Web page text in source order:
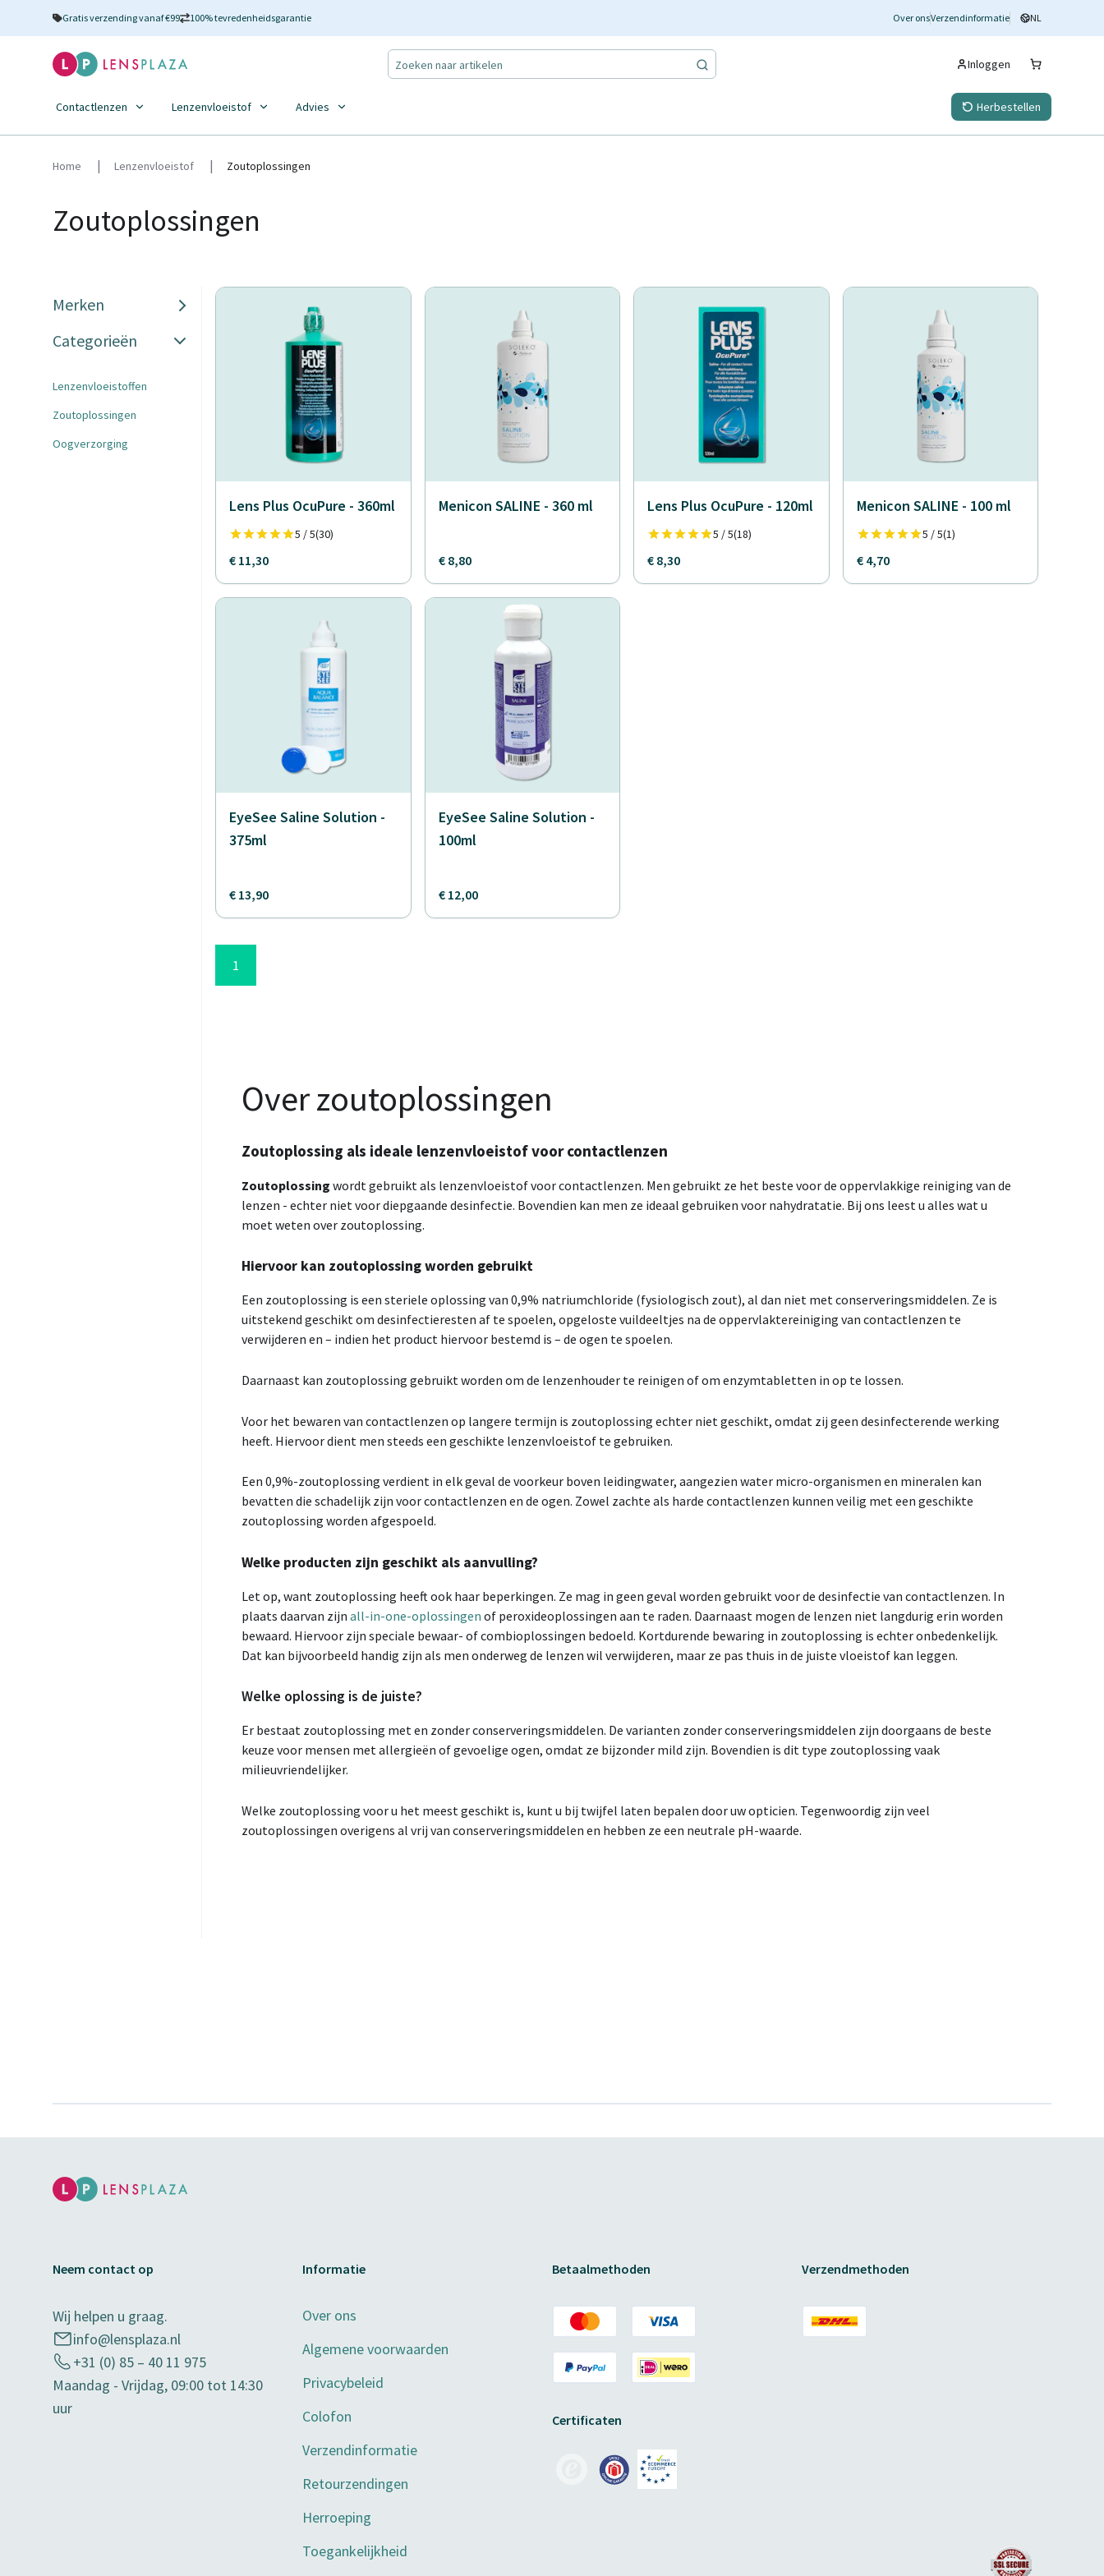
Gratis verzending vanaf €99 100% tevredenheidsgarantie Over onsVerzendinformatie NL
Inloggen
Contactlenzen Lenzenvloeistof Advies Herbestellen
Home Lenzenvloeistof Zoutoplossingen
Zoutoplossingen
Merken
Categorieën
Lenzenvloeistoffen
Zoutoplossingen
Oogverzorging
Lens Plus OcuPure - 360ml
5 / 5(30)
€ 11,30
Menicon SALINE - 360 ml
€ 8,80
Lens Plus OcuPure - 120ml
5 / 5(18)
€ 8,30
Menicon SALINE - 100 ml
5 / 5(1)
€ 4,70
EyeSee Saline Solution -
375ml
€ 13,90
EyeSee Saline Solution -
100ml
€ 12,00
1
Over zoutoplossingen
Zoutoplossing als ideale lenzenvloeistof voor contactlenzen
Zoutoplossing wordt gebruikt als lenzenvloeistof voor contactlenzen. Men gebruikt ze het beste voor de oppervlakkige reiniging van de
lenzen - echter niet voor diepgaande desinfectie. Bovendien kan men ze ideaal gebruiken voor nahydratatie. Bij ons leest u alles wat u
moet weten over zoutoplossing.
Hiervoor kan zoutoplossing worden gebruikt
Een zoutoplossing is een steriele oplossing van 0,9% natriumchloride (fysiologisch zout), al dan niet met conserveringsmiddelen. Ze is
uitstekend geschikt om desinfectieresten af te spoelen, opgeloste vuildeeltjes na de oppervlaktereiniging van contactlenzen te
verwijderen en – indien het product hiervoor bestemd is – de ogen te spoelen.
Daarnaast kan zoutoplossing gebruikt worden om de lenzenhouder te reinigen of om enzymtabletten in op te lossen.
Voor het bewaren van contactlenzen op langere termijn is zoutoplossing echter niet geschikt, omdat zij geen desinfecterende werking
heeft. Hiervoor dient men steeds een geschikte lenzenvloeistof te gebruiken.
Een 0,9%-zoutoplossing verdient in elk geval de voorkeur boven leidingwater, aangezien water micro-organismen en mineralen kan
bevatten die schadelijk zijn voor contactlenzen en de ogen. Zowel zachte als harde contactlenzen kunnen veilig met een geschikte
zoutoplossing worden afgespoeld.
Welke producten zijn geschikt als aanvulling?
Let op, want zoutoplossing heeft ook haar beperkingen. Ze mag in geen geval worden gebruikt voor de desinfectie van contactlenzen. In
plaats daarvan zijnall-in-one-oplossingen of peroxideoplossingen aan te raden. Daarnaast mogen de lenzen niet langdurig erin worden
bewaard. Hiervoor zijn speciale bewaar- of combioplossingen bedoeld. Kortdurende bewaring in zoutoplossing is echter onbedenkelijk.
Dat kan bijvoorbeeld handig zijn als men onderweg de lenzen wil verwijderen, maar ze pas thuis in de juiste vloeistof kan leggen.
Welke oplossing is de juiste?
Er bestaat zoutoplossing met en zonder conserveringsmiddelen. De varianten zonder conserveringsmiddelen zijn doorgaans de beste
keuze voor mensen met allergieën of gevoelige ogen, omdat ze bijzonder mild zijn. Bovendien is dit type zoutoplossing vaak
milieuvriendelijker.
Welke zoutoplossing voor u het meest geschikt is, kunt u bij twijfel laten bepalen door uw opticien. Tegenwoordig zijn veel
zoutoplossingen overigens al vrij van conserveringsmiddelen en hebben ze een neutrale pH-waarde.
Neem contact op
Wij helpen u graag.
info@lensplaza.nl
+31 (0) 85 – 40 11 975
Maandag - Vrijdag, 09:00 tot 14:30
uur
Informatie
Over ons
Algemene voorwaarden
Privacybeleid
Colofon
Verzendinformatie
Retourzendingen
Herroeping
Toegankelijkheid
Betaalmethoden
Certificaten
Verzendmethoden